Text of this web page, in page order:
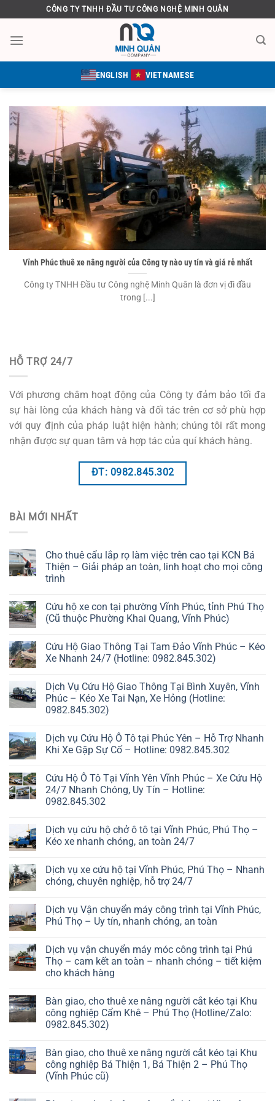
qua
nội
CÔNG TY TNHH ĐẦU TƯ CÔNG NGHỆ MINH QUÂN
ENGLISH VIETNAMESE
Vĩnh Phúc thuê xe nâng người của Công ty nào uy tín và giá rẻ nhất
Công ty TNHH Đầu tư Công nghệ Minh Quân là đơn vị đi đầu
trong [...]
HỖ TRỢ 24/7
Với phương châm hoạt động của Công ty đảm bảo tối đa
sự hài lòng của khách hàng và đối tác trên cơ sở phù hợp
với quy định của pháp luật hiện hành; chúng tôi rất mong
nhận được sự quan tâm và hợp tác của quí khách hàng.
ĐT: 0982.845.302
BÀI MỚI NHẤT
Cho thuê cẩu lắp rọ làm việc trên cao tại KCN Bá
Thiện – Giải pháp an toàn, linh hoạt cho mọi công
trình
Cứu hộ xe con tại phường Vĩnh Phúc, tỉnh Phú Thọ
(Cũ thuộc Phường Khai Quang, Vĩnh Phúc)
Cứu Hộ Giao Thông Tại Tam Đảo Vĩnh Phúc – Kéo
Xe Nhanh 24/7 (Hotline: 0982.845.302)
Dịch Vụ Cứu Hộ Giao Thông Tại Bình Xuyên, Vĩnh
Phúc – Kéo Xe Tai Nạn, Xe Hỏng (Hotline:
0982.845.302)
Dịch vụ Cứu Hộ Ô Tô tại Phúc Yên – Hỗ Trợ Nhanh
Khi Xe Gặp Sự Cố – Hotline: 0982.845.302
Cứu Hộ Ô Tô Tại Vĩnh Yên Vĩnh Phúc – Xe Cứu Hộ
24/7 Nhanh Chóng, Uy Tín – Hotline:
0982.845.302
Dịch vụ cứu hộ chở ô tô tại Vĩnh Phúc, Phú Thọ –
Kéo xe nhanh chóng, an toàn 24/7
Dịch vụ xe cứu hộ tại Vĩnh Phúc, Phú Thọ – Nhanh
chóng, chuyên nghiệp, hỗ trợ 24/7
Dịch vụ Vận chuyển máy công trình tại Vĩnh Phúc,
Phú Thọ – Uy tín, nhanh chóng, an toàn
Dịch vụ vận chuyển máy móc công trình tại Phú
Thọ – cam kết an toàn – nhanh chóng – tiết kiệm
cho khách hàng
Bàn giao, cho thuê xe nâng người cắt kéo tại Khu
công nghiệp Cẩm Khê – Phú Thọ (Hotline/Zalo:
0982.845.302)
Bàn giao, cho thuê xe nâng người cắt kéo tại Khu
công nghiệp Bá Thiện 1, Bá Thiện 2 – Phú Thọ
(Vĩnh Phúc cũ)